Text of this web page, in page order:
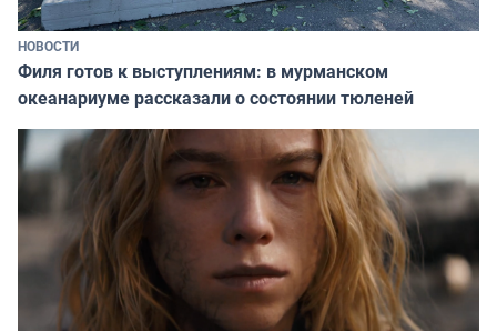
НОВОСТИ
Филя готов к выступлениям: в мурманском
океанариуме рассказали о состоянии тюленей